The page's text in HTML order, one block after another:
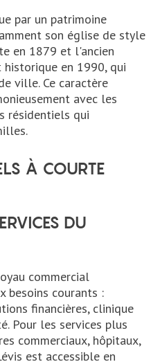
par un patrimoine
son église de style
en 1879 et l'ancien
en 1990, qui
ville. Ce caractère
avec les
résidentiels qui
À COURTE
DU
commercial
besoins courants :
financières, clinique
Pour les services plus
commerciaux, hôpitaux,
est accessible en